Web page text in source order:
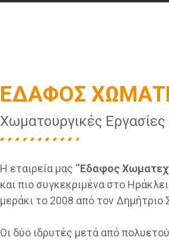
ΕΔΑΦΟΣ
Χωματουργικές
Η εταιρεία μας “Έδαφος
και πιο συγκεκριμένα στο
μεράκι το 2008 από τον Δημήτριο
Οι δύο ιδρυτές μετά από